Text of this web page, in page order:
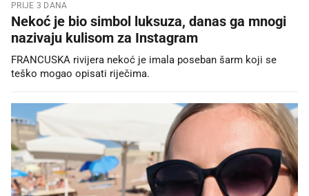
PRIJE 3 DANA
Nekoć je bio simbol luksuza, danas ga mnogi
nazivaju kulisom za Instagram
FRANCUSKA rivijera nekoć je imala poseban šarm koji se
teško mogao opisati riječima.